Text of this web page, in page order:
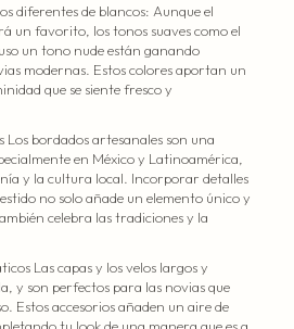
diferentes de blancos: Aunque el
un favorito, los tonos suaves como el
un tono nude están ganando
modernas. Estos colores aportan un
que se siente fresco y
Los bordados artesanales son una
en México y Latinoamérica,
y la cultura local. Incorporar detalles
no solo añade un elemento único y
celebra las tradiciones y la
Las capas y los velos largos y
y son perfectos para las novias que
Estos accesorios añaden un aire de
tu look de una manera que es a